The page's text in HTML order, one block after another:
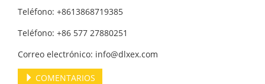
Teléfono: +8613868719385
Teléfono: +86 577 27880251
Correo electrónico: info@dlxex.com
COMENTARIOS